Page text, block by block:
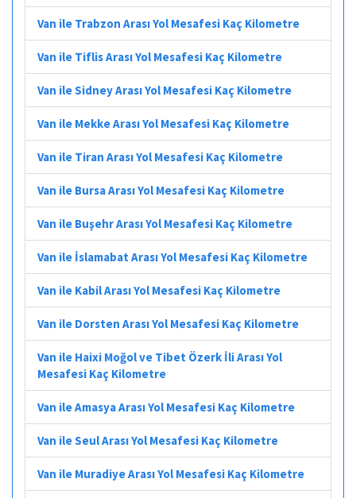
Van ile Trabzon Arası Yol Mesafesi Kaç Kilometre
Van ile Tiflis Arası Yol Mesafesi Kaç Kilometre
Van ile Sidney Arası Yol Mesafesi Kaç Kilometre
Van ile Mekke Arası Yol Mesafesi Kaç Kilometre
Van ile Tiran Arası Yol Mesafesi Kaç Kilometre
Van ile Bursa Arası Yol Mesafesi Kaç Kilometre
Van ile Buşehr Arası Yol Mesafesi Kaç Kilometre
Van ile İslamabat Arası Yol Mesafesi Kaç Kilometre
Van ile Kabil Arası Yol Mesafesi Kaç Kilometre
Van ile Dorsten Arası Yol Mesafesi Kaç Kilometre
Van ile Haixi Moğol ve Tibet Özerk İli Arası Yol
Mesafesi Kaç Kilometre
Van ile Amasya Arası Yol Mesafesi Kaç Kilometre
Van ile Seul Arası Yol Mesafesi Kaç Kilometre
Van ile Muradiye Arası Yol Mesafesi Kaç Kilometre